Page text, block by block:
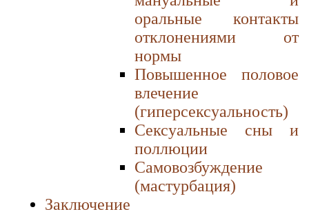
оральные контакты
отклонениями от
нормы
Повышенное половое
влечение
(гиперсексуальность)
Сексуальные сны и
поллюции
Самовозбуждение
(мастурбация)
Заключение